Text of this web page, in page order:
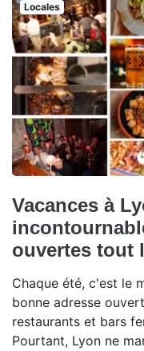
Locales
Vacances à
ouvertes tout
Chaque été, c'est le
bonne adresse
restaurants et bars
Pourtant, Lyon ne